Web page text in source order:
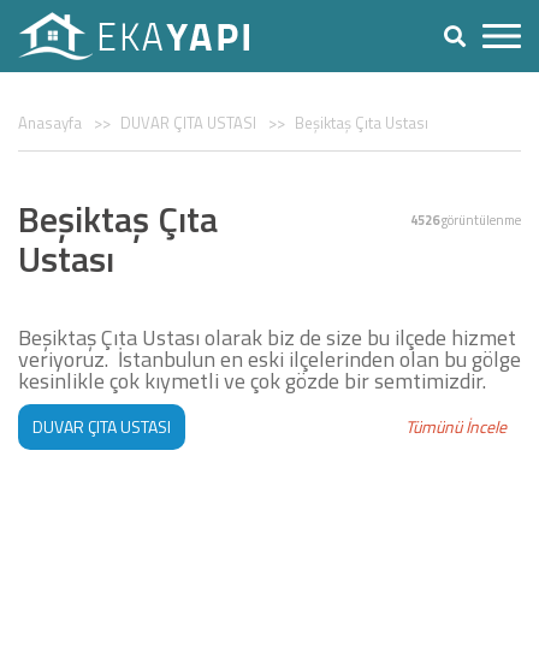
Anasayfa DUVAR ÇITA USTASI Beşiktaş Çıta Ustası
Beşiktaş Çıta
Ustası
4526görüntülenme
Beşiktaş Çıta Ustası olarak biz de size bu ilçede hizmet
veriyoruz. İstanbulun en eski ilçelerinden olan bu gölge
kesinlikle çok kıymetli ve çok gözde bir semtimizdir.
DUVAR ÇITA USTASI Tümünü İncele